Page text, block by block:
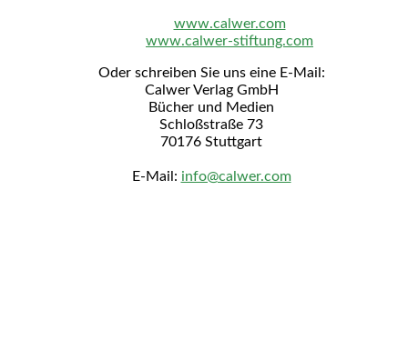
www.calwer.com
www.calwer-stiftung.com
Oder schreiben Sie uns eine E-Mail:
Calwer Verlag GmbH
Bücher und Medien
Schloßstraße 73
70176 Stuttgart
E-Mail: info@calwer.com